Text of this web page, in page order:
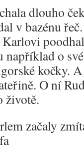
dlouho
v bazénu
o
kočky.
O ní
životě.
začaly